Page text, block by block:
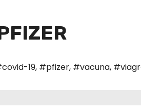
19, #pfizer, #vacuna,